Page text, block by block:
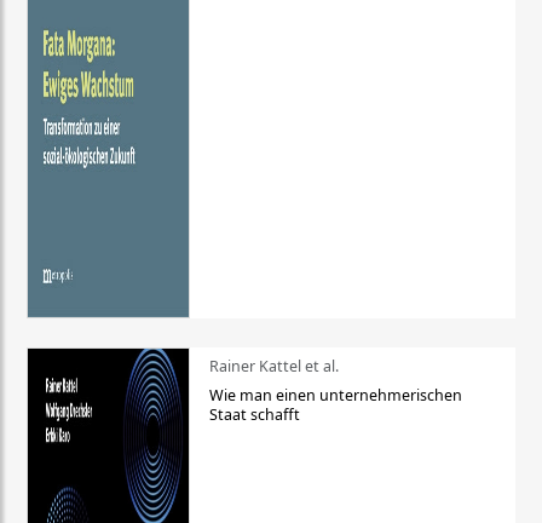
Rainer Kattel et al.
Wie man einen unternehmerischen
Staat schafft